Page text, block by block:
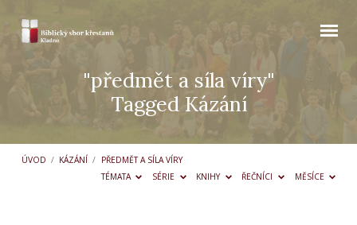
"předmět a síla víry"
Tagged Kázání
ÚVOD / KÁZÁNÍ / PŘEDMĚT A SÍLA VÍRY
TÉMATA
SÉRIE KNIHY ŘEČNÍCI MĚSÍCE